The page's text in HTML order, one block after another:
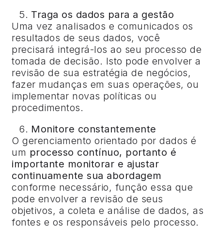
Traga os dados para a gestão
Uma vez analisados e comunicados os
resultados de seus dados, você
precisará integrá-los ao seu processo de
tomada de decisão. Isto pode envolver a
revisão de sua estratégia de negócios,
fazer mudanças em suas operações, ou
implementar novas políticas ou
procedimentos.
Monitore constantemente
O gerenciamento orientado por dados é
um processo contínuo, portanto é
importante monitorar e ajustar
continuamente sua abordagem
conforme necessário, função essa que
pode envolver a revisão de seus
objetivos, a coleta e análise de dados, as
fontes e os responsáveis pelo processo.